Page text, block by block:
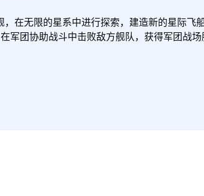
在无限的星系中进行探索，建造新的星际飞
团协助战斗中击败敌方舰队，获得军团战场